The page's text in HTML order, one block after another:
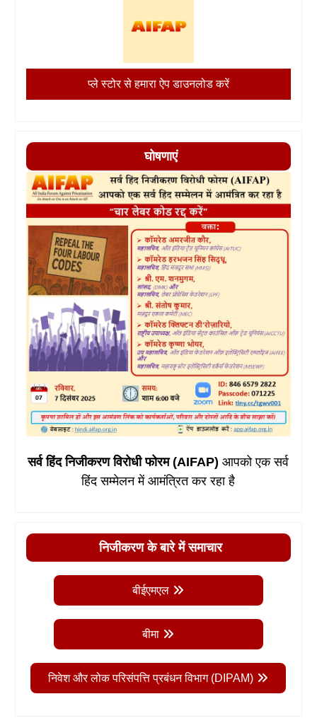
प्ले स्टोर से हमारा ऐप डाउनलोड करें
घोषणाएं
सर्व हिंद निजीकरण विरोधी फोरम (AIFAP)आपको एक सर्व
हिंद सम्मेलन में आमंत्रित कर रहा है
निजीकरण के बारे में समाचार
बीईएमएल
बीमा
निवेश और लोक परिसंपत्ति प्रबंधन विभाग (DIPAM)